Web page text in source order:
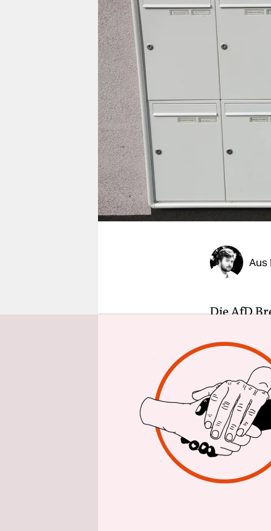
nord
wahrheit
verlag
verlag
veranstaltungen
shop
fragen & hilfe
unterstützen
abo
Aus
Die AfD
hatte der
Wocheim
taz
Magnitz
wahr
Zuvor
gesucht.
Die
zu